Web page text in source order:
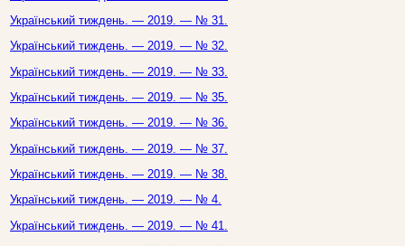
Український тиждень. — 2019. — № 31.
Український тиждень. — 2019. — № 32.
Український тиждень. — 2019. — № 33.
Український тиждень. — 2019. — № 35.
Український тиждень. — 2019. — № 36.
Український тиждень. — 2019. — № 37.
Український тиждень. — 2019. — № 38.
Український тиждень. — 2019. — № 4.
Український тиждень. — 2019. — № 41.